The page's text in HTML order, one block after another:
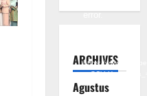
error.
https://
ARCHIVES
Agustus